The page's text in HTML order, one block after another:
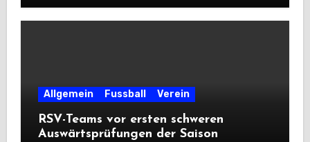
Allgemein Fussball Verein
RSV-Teams vor ersten schweren
Auswärtsprüfungen der Saison